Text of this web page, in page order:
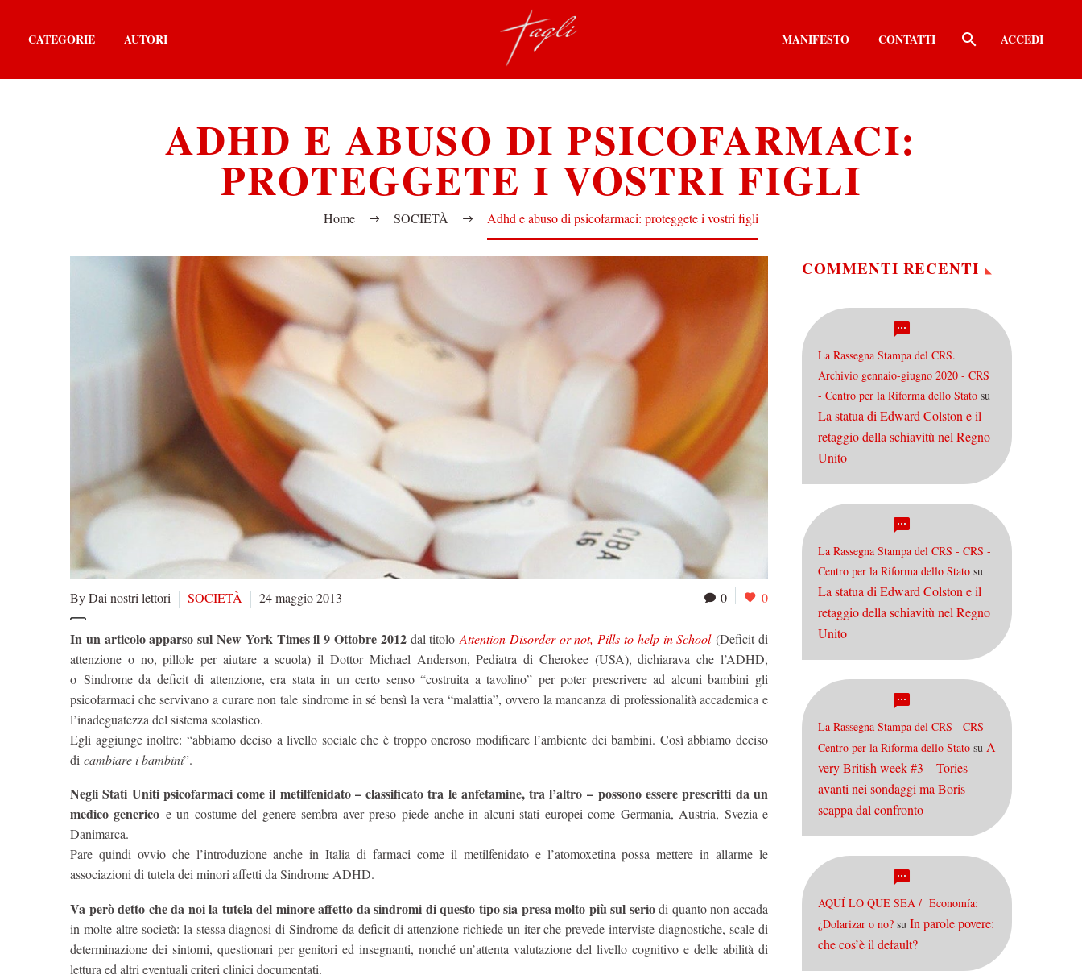
CATEGORIE AUTORI MANIFESTO CONTATTI ACCEDI
ADHD E ABUSO DI PSICOFARMACI:
PROTEGGETE I VOSTRI FIGLI
Home SOCIETÀ Adhd e abuso di psicofarmaci: proteggete i vostri figli
0 0
By Dai nostri lettori SOCIETÀ 24 maggio 2013
In un articolo apparso sul New York Times il 9 Ottobre 2012dal titoloAttention Disorder or not, Pills to help in School(Deficit di
attenzione o no, pillole per aiutare a scuola) il Dottor Michael Anderson, Pediatra di Cherokee (USA), dichiarava che l’ADHD,
o Sindrome da deficit di attenzione, era stata in un certo senso “costruita a tavolino” per poter prescrivere ad alcuni bambini gli
psicofarmaci che servivano a curare non tale sindrome in sé bensì la vera “malattia”, ovvero la mancanza di professionalità accademica e
l’inadeguatezza del sistema scolastico.
Egli aggiunge inoltre: “abbiamo deciso a livello sociale che è troppo oneroso modificare l’ambiente dei bambini. Così abbiamo deciso
di cambiare i bambini”.
Negli Stati Uniti psicofarmaci come il metilfenidato – classificato tra le anfetamine, tra l’altro – possono essere prescritti da un
medico generico e un costume del genere sembra aver preso piede anche in alcuni stati europei come Germania, Austria, Svezia e
Danimarca.
Pare quindi ovvio che l’introduzione anche in Italia di farmaci come il metilfenidato e l’atomoxetina possa mettere in allarme le
associazioni di tutela dei minori affetti da Sindrome ADHD.
Va però detto che da noi la tutela del minore affetto da sindromi di questo tipo sia presa molto più sul seriodi quanto non accada
in molte altre società: la stessa diagnosi di Sindrome da deficit di attenzione richiede un iter che prevede interviste diagnostiche, scale di
determinazione dei sintomi, questionari per genitori ed insegnanti, nonché un’attenta valutazione del livello cognitivo e delle abilità di
lettura ed altri eventuali criteri clinici documentati.
COMMENTI RECENTI
La Rassegna Stampa del CRS.
Archivio gennaio-giugno 2020 - CRS
- Centro per la Riforma dello Stato su
La statua di Edward Colston e il
retaggio della schiavitù nel Regno
Unito
La Rassegna Stampa del CRS - CRS -
Centro per la Riforma dello Stato su
La statua di Edward Colston e il
retaggio della schiavitù nel Regno
Unito
La Rassegna Stampa del CRS - CRS -
Centro per la Riforma dello Stato su A
very British week #3 – Tories
avanti nei sondaggi ma Boris
scappa dal confronto
AQUÍ LO QUE SEA / Economía:
¿Dolarizar o no? su In parole povere:
che cos’è il default?